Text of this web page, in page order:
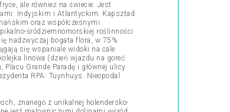
ale również na świecie. Jest
Indyjskim i Atlantyckim. Kapsztad
oraz współczesnymi
śródziemnomorskiej roślinności
nadzwyczaj bogata flora, w 75%
się wspaniale widoki na cale
linowa (dzień wjazdu na goreć
Grande Paradę i głównej ulicy
RPA: Tuynhuys. Nieopodal
znanego z unikalnej holendersko-